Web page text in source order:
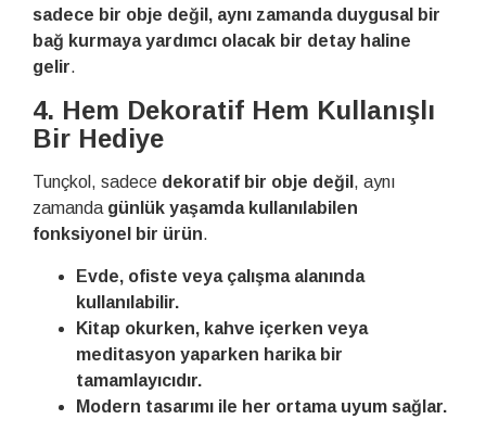
sadece bir obje değil, aynı zamanda duygusal bir
bağ kurmaya yardımcı olacak bir detay haline
gelir.
4. Hem Dekoratif Hem Kullanışlı
Bir Hediye
Tunçkol, sadece dekoratif bir obje değil , aynı
zamanda günlük yaşamda kullanılabilen
fonksiyonel bir ürün.
Evde, ofiste veya çalışma alanında
kullanılabilir.
Kitap okurken, kahve içerken veya
meditasyon yaparken harika bir
tamamlayıcıdır.
Modern tasarımı ile her ortama uyum sağlar.